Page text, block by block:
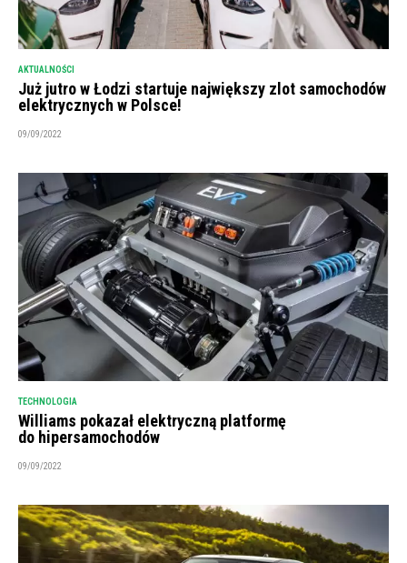
AKTUALNOŚCI
Już jutro w Łodzi startuje największy zlot samochodów
elektrycznych w Polsce!
09/09/2022
TECHNOLOGIA
Williams pokazał elektryczną platformę
do hipersamochodów
09/09/2022